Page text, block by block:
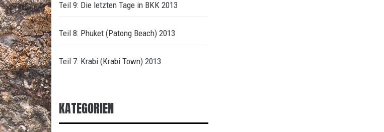
Teil 9: Die letzten Tage in BKK 2013
Teil 8: Phuket (Patong Beach) 2013
Teil 7: Krabi (Krabi Town) 2013
KATEGORIEN